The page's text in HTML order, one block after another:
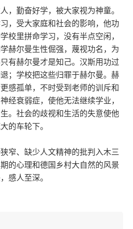
，勤奋好学，被大家视为神童。
，受大家庭和社会的影响，他功
校里拼命学习，没有半点空闲，
赫尔曼生性倔强，蔑视功名，为
有赫尔曼才是知己。汉斯用功过
；学校把这些归罪于赫尔曼。赫
感孤单，不时受到老师的训斥和
经衰弱症，使他无法继续学业，
。社会的歧视和生活的失意使他
的车轮下。
窄、缺少人文精神的批判入木三
的心理和德国乡村大自然的风景
感人至深。